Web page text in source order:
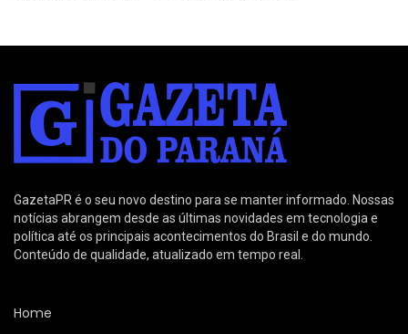
GazetaPR é o seu novo destino para se manter informado. Nossas
notícias abrangem desde as últimas novidades em tecnologia e
política até os principais acontecimentos do Brasil e do mundo.
Conteúdo de qualidade, atualizado em tempo real.
Home